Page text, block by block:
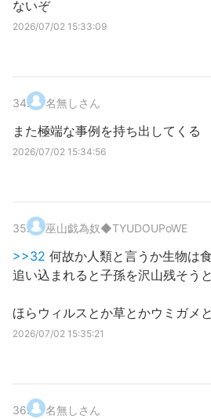
ないぞ
2026/07/02 15:33:09
34. 名無しさん
また極端な事例を持ち出してくる
2026/07/02 15:34:56
35. 巫山戯為奴◆TYUDOUPoWE
>>32 何故か人類と言うか生物は
追い込まれると子孫を沢山残そうと
ほらウィルスとか草とかウミガメ
2026/07/02 15:35:21
36. 名無しさん